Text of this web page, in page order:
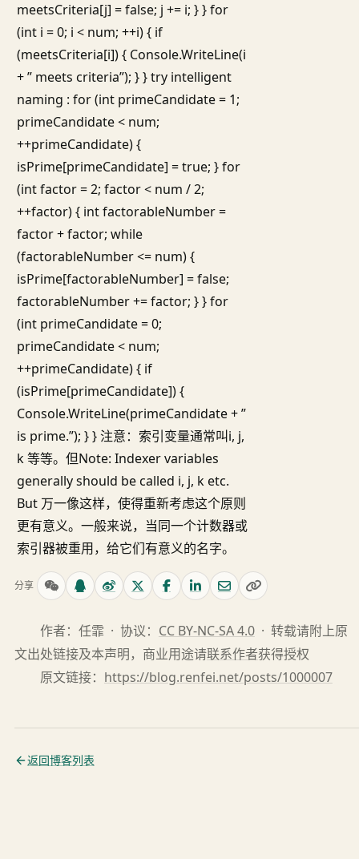
meetsCriteria[j] = false; j += i; } } for
(int i = 0; i < num; ++i) { if
(meetsCriteria[i]) { Console.WriteLine(i
+ ” meets criteria”); } } try intelligent
naming : for (int primeCandidate = 1;
primeCandidate < num;
++primeCandidate) {
isPrime[primeCandidate] = true; } for
(int factor = 2; factor < num / 2;
++factor) { int factorableNumber =
factor + factor; while
(factorableNumber <= num) {
isPrime[factorableNumber] = false;
factorableNumber += factor; } } for
(int primeCandidate = 0;
primeCandidate < num;
++primeCandidate) { if
(isPrime[primeCandidate]) {
Console.WriteLine(primeCandidate + ”
is prime.”); } } 注意：索引变量通常叫i, j,
k 等等。但Note: Indexer variables
generally should be called i, j, k etc.
But 万一像这样，使得重新考虑这个原则
更有意义。一般来说，当同一个计数器或
索引器被重用，给它们有意义的名字。
分享
作者：任霏 · 协议： CC BY-NC-SA 4.0· 转载请附上原
文出处链接及本声明，商业用途请联系作者获得授权
原文链接： https://blog.renfei.net/posts/1000007
返回博客列表